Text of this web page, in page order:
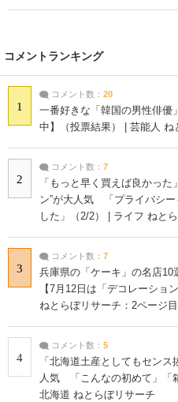
コメントランキング
1
コメント数： 20
一番好きな「韓国の男性俳優
中】（投票結果） | 芸能人 ね
2
コメント数： 7
「もっと早く買えば良かっ
ン”が大人気 「プライバシー
した」（2/2） | ライフ ねと
3
コメント数： 7
兵庫県の「ケーキ」の名店
【7月12日は「デコレーショ
ねとらぼリサーチ：2ページ目
4
コメント数： 5
「北海道土産としてもセンス
人気 「こんなの初めて」「
北海道 ねとらぼリサーチ